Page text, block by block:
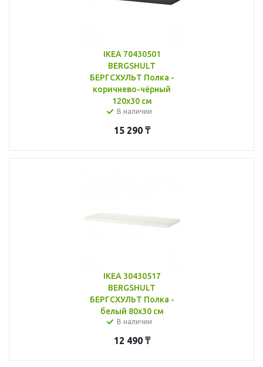
IKEA 70430501
BERGSHULT
БЕРГСХУЛЬТ Полка -
коричнево-чёрный
120x30 см
В наличии
15 290₸
IKEA 30430517
BERGSHULT
БЕРГСХУЛЬТ Полка -
белый 80x30 см
В наличии
12 490₸